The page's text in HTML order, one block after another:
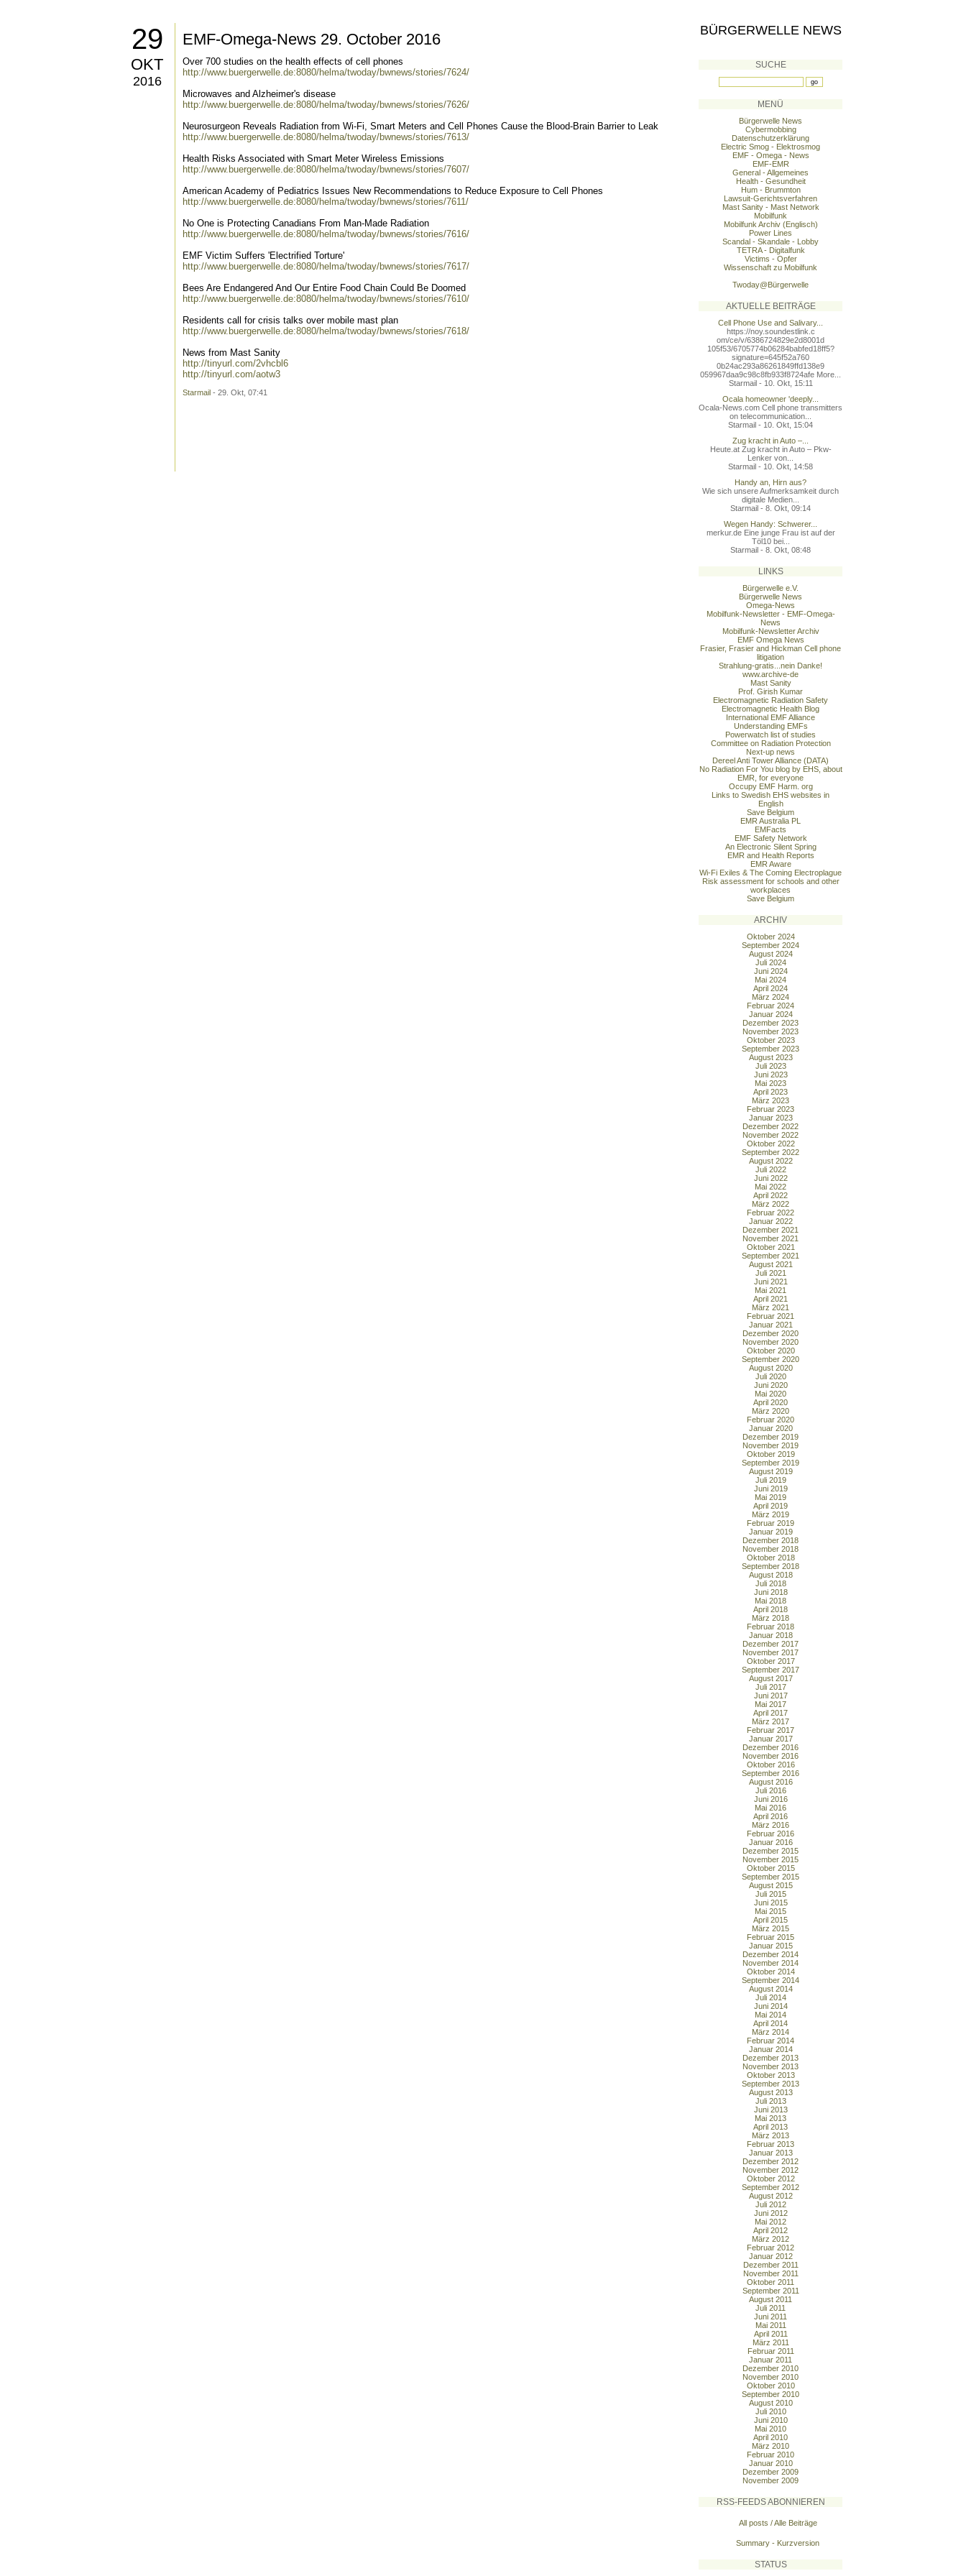
29
OKT
2016
EMF-Omega-News 29. October 2016
Over 700 studies on the health effects of cell phones
http://www.buergerwelle.de:8080/helma/twoday/bwnews/stories/7624/
Microwaves and Alzheimer's disease
http://www.buergerwelle.de:8080/helma/twoday/bwnews/stories/7626/
Neurosurgeon Reveals Radiation from Wi-Fi, Smart Meters and Cell Phones Cause the Blood-Brain Barrier to Leak
http://www.buergerwelle.de:8080/helma/twoday/bwnews/stories/7613/
Health Risks Associated with Smart Meter Wireless Emissions
http://www.buergerwelle.de:8080/helma/twoday/bwnews/stories/7607/
American Academy of Pediatrics Issues New Recommendations to Reduce Exposure to Cell Phones
http://www.buergerwelle.de:8080/helma/twoday/bwnews/stories/7611/
No One is Protecting Canadians From Man-Made Radiation
http://www.buergerwelle.de:8080/helma/twoday/bwnews/stories/7616/
EMF Victim Suffers 'Electrified Torture'
http://www.buergerwelle.de:8080/helma/twoday/bwnews/stories/7617/
Bees Are Endangered And Our Entire Food Chain Could Be Doomed
http://www.buergerwelle.de:8080/helma/twoday/bwnews/stories/7610/
Residents call for crisis talks over mobile mast plan
http://www.buergerwelle.de:8080/helma/twoday/bwnews/stories/7618/
News from Mast Sanity
http://tinyurl.com/2vhcbl6
http://tinyurl.com/aotw3
Starmail - 29. Okt, 07:41
BÜRGERWELLE NEWS
SUCHE
MENÜ
Bürgerwelle News
Cybermobbing
Datenschutzerklärung
Electric Smog - Elektrosmog
EMF - Omega - News
EMF-EMR
General - Allgemeines
Health - Gesundheit
Hum - Brummton
Lawsuit-Gerichtsverfahren
Mast Sanity - Mast Network
Mobilfunk
Mobilfunk Archiv (Englisch)
Power Lines
Scandal - Skandale - Lobby
TETRA - Digitalfunk
Victims - Opfer
Wissenschaft zu Mobilfunk
Twoday@Bürgerwelle
AKTUELLE BEITRÄGE
Cell Phone Use and Salivary...
https://noy.soundestlink.c
om/ce/v/6386724829e2d8001d
105f53/6705774b06284babfed18ff5?
signature=645f52a760
0b24ac293a86261849ffd138e9
059967daa9c98c8fb933f8724afe More...
Starmail - 10. Okt, 15:11
Ocala homeowner 'deeply...
Ocala-News.com Cell phone transmitters
on telecommunication...
Starmail - 10. Okt, 15:04
Zug kracht in Auto –...
Heute.at Zug kracht in Auto – Pkw-
Lenker von...
Starmail - 10. Okt, 14:58
Handy an, Hirn aus?
Wie sich unsere Aufmerksamkeit durch
digitale Medien...
Starmail - 8. Okt, 09:14
Wegen Handy: Schwerer...
merkur.de Eine junge Frau ist auf der
Töl10 bei...
Starmail - 8. Okt, 08:48
LINKS
Bürgerwelle e.V.
Bürgerwelle News
Omega-News
Mobilfunk-Newsletter - EMF-Omega-
News
Mobilfunk-Newsletter Archiv
EMF Omega News
Frasier, Frasier and Hickman Cell phone
litigation
Strahlung-gratis...nein Danke!
www.archive-de
Mast Sanity
Prof. Girish Kumar
Electromagnetic Radiation Safety
Electromagnetic Health Blog
International EMF Alliance
Understanding EMFs
Powerwatch list of studies
Committee on Radiation Protection
Next-up news
Dereel Anti Tower Alliance (DATA)
No Radiation For You blog by EHS, about
EMR, for everyone
Occupy EMF Harm. org
Links to Swedish EHS websites in
English
Save Belgium
EMR Australia PL
EMFacts
EMF Safety Network
An Electronic Silent Spring
EMR and Health Reports
EMR Aware
Wi-Fi Exiles & The Coming Electroplague
Risk assessment for schools and other
workplaces
Save Belgium
ARCHIV
Oktober 2024
September 2024
August 2024
Juli 2024
Juni 2024
Mai 2024
April 2024
März 2024
Februar 2024
Januar 2024
Dezember 2023
November 2023
Oktober 2023
September 2023
August 2023
Juli 2023
Juni 2023
Mai 2023
April 2023
März 2023
Februar 2023
Januar 2023
Dezember 2022
November 2022
Oktober 2022
September 2022
August 2022
Juli 2022
Juni 2022
Mai 2022
April 2022
März 2022
Februar 2022
Januar 2022
Dezember 2021
November 2021
Oktober 2021
September 2021
August 2021
Juli 2021
Juni 2021
Mai 2021
April 2021
März 2021
Februar 2021
Januar 2021
Dezember 2020
November 2020
Oktober 2020
September 2020
August 2020
Juli 2020
Juni 2020
Mai 2020
April 2020
März 2020
Februar 2020
Januar 2020
Dezember 2019
November 2019
Oktober 2019
September 2019
August 2019
Juli 2019
Juni 2019
Mai 2019
April 2019
März 2019
Februar 2019
Januar 2019
Dezember 2018
November 2018
Oktober 2018
September 2018
August 2018
Juli 2018
Juni 2018
Mai 2018
April 2018
März 2018
Februar 2018
Januar 2018
Dezember 2017
November 2017
Oktober 2017
September 2017
August 2017
Juli 2017
Juni 2017
Mai 2017
April 2017
März 2017
Februar 2017
Januar 2017
Dezember 2016
November 2016
Oktober 2016
September 2016
August 2016
Juli 2016
Juni 2016
Mai 2016
April 2016
März 2016
Februar 2016
Januar 2016
Dezember 2015
November 2015
Oktober 2015
September 2015
August 2015
Juli 2015
Juni 2015
Mai 2015
April 2015
März 2015
Februar 2015
Januar 2015
Dezember 2014
November 2014
Oktober 2014
September 2014
August 2014
Juli 2014
Juni 2014
Mai 2014
April 2014
März 2014
Februar 2014
Januar 2014
Dezember 2013
November 2013
Oktober 2013
September 2013
August 2013
Juli 2013
Juni 2013
Mai 2013
April 2013
März 2013
Februar 2013
Januar 2013
Dezember 2012
November 2012
Oktober 2012
September 2012
August 2012
Juli 2012
Juni 2012
Mai 2012
April 2012
März 2012
Februar 2012
Januar 2012
Dezember 2011
November 2011
Oktober 2011
September 2011
August 2011
Juli 2011
Juni 2011
Mai 2011
April 2011
März 2011
Februar 2011
Januar 2011
Dezember 2010
November 2010
Oktober 2010
September 2010
August 2010
Juli 2010
Juni 2010
Mai 2010
April 2010
März 2010
Februar 2010
Januar 2010
Dezember 2009
November 2009
RSS-FEEDS ABONNIEREN
All posts / Alle Beiträge
Summary - Kurzversion
STATUS